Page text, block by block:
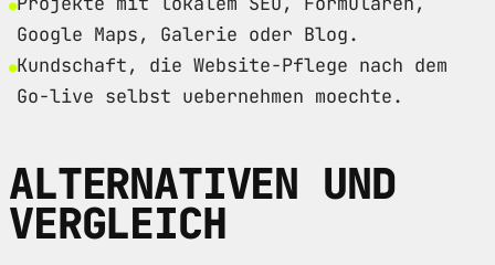
Google Maps, Galerie oder Blog.
Kundschaft, die Website-Pflege nach dem
Go-live selbst uebernehmen moechte.
ALTERNATIVEN UND
VERGLEICH